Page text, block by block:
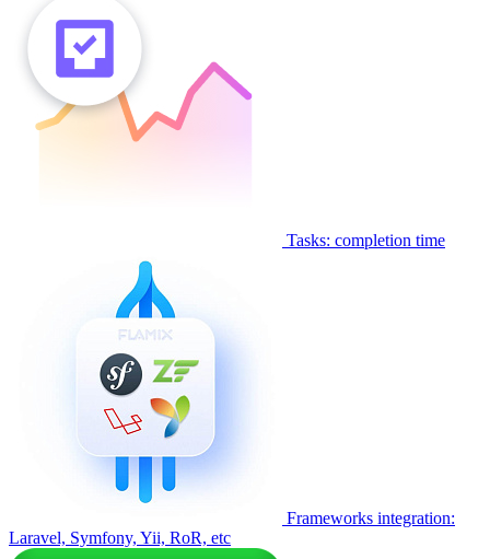
Tasks: completion time
Frameworks integration:
Laravel, Symfony, Yii, RoR, etc